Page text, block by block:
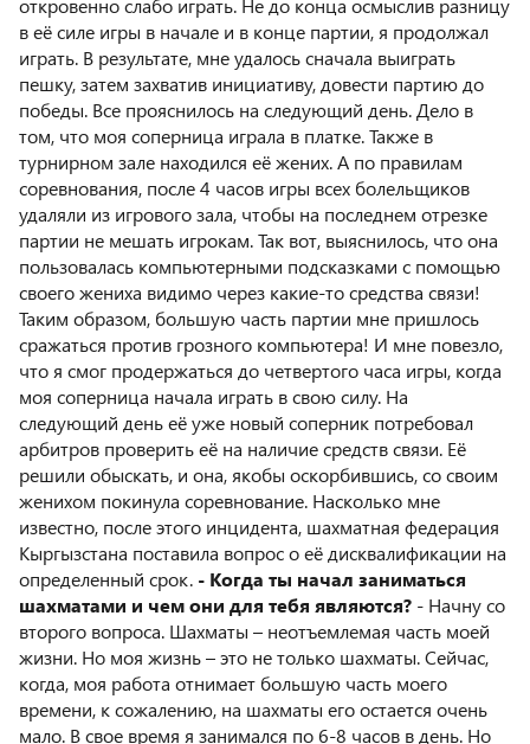
откровенно слабо играть. Не до конца осмыслив разницу
в её силе игры в начале и в конце партии, я продолжал
играть. В результате, мне удалось сначала выиграть
пешку, затем захватив инициативу, довести партию до
победы. Все прояснилось на следующий день. Дело в
том, что моя соперница играла в платке. Также в
турнирном зале находился её жених. А по правилам
соревнования, после 4 часов игры всех болельщиков
удаляли из игрового зала, чтобы на последнем отрезке
партии не мешать игрокам. Так вот, выяснилось, что она
пользовалась компьютерными подсказками с помощью
своего жениха видимо через какие-то средства связи!
Таким образом, большую часть партии мне пришлось
сражаться против грозного компьютера! И мне повезло,
что я смог продержаться до четвертого часа игры, когда
моя соперница начала играть в свою силу. На
следующий день её уже новый соперник потребовал
арбитров проверить её на наличие средств связи. Её
решили обыскать, и она, якобы оскорбившись, со своим
женихом покинула соревнование. Насколько мне
известно, после этого инцидента, шахматная федерация
Кыргызстана поставила вопрос о её дисквалификации на
определенный срок. - Когда ты начал заниматься
шахматами и чем они для тебя являются? - Начну со
второго вопроса. Шахматы – неотъемлемая часть моей
жизни. Но моя жизнь – это не только шахматы. Сейчас,
когда, моя работа отнимает большую часть моего
времени, к сожалению, на шахматы его остается очень
мало. В свое время я занимался по 6-8 часов в день. Но